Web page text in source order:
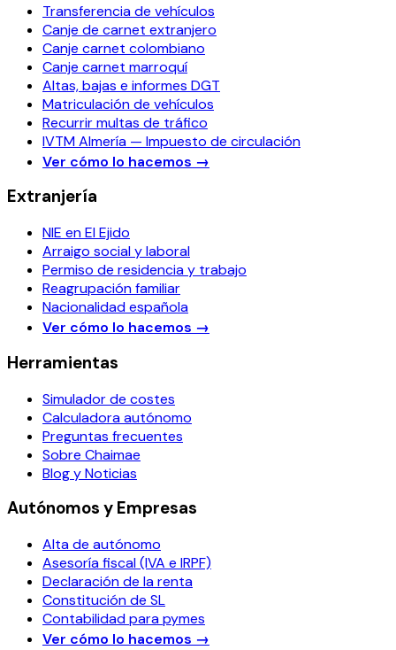
Transferencia de vehículos
Canje de carnet extranjero
Canje carnet colombiano
Canje carnet marroquí
Altas, bajas e informes DGT
Matriculación de vehículos
Recurrir multas de tráfico
IVTM Almería — Impuesto de circulación
Ver cómo lo hacemos →
Extranjería
NIE en El Ejido
Arraigo social y laboral
Permiso de residencia y trabajo
Reagrupación familiar
Nacionalidad española
Ver cómo lo hacemos →
Herramientas
Simulador de costes
Calculadora autónomo
Preguntas frecuentes
Sobre Chaimae
Blog y Noticias
Autónomos y Empresas
Alta de autónomo
Asesoría fiscal (IVA e IRPF)
Declaración de la renta
Constitución de SL
Contabilidad para pymes
Ver cómo lo hacemos →